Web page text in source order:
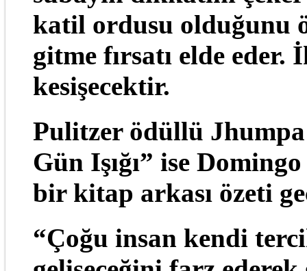
katil ordusu olduğunu
gitme fırsatı elde
kesişecektir.
Pulitzer ödüllü
Gün Işığı” ise Domingo
bir kitap arkası özeti
“Çoğu insan kendi